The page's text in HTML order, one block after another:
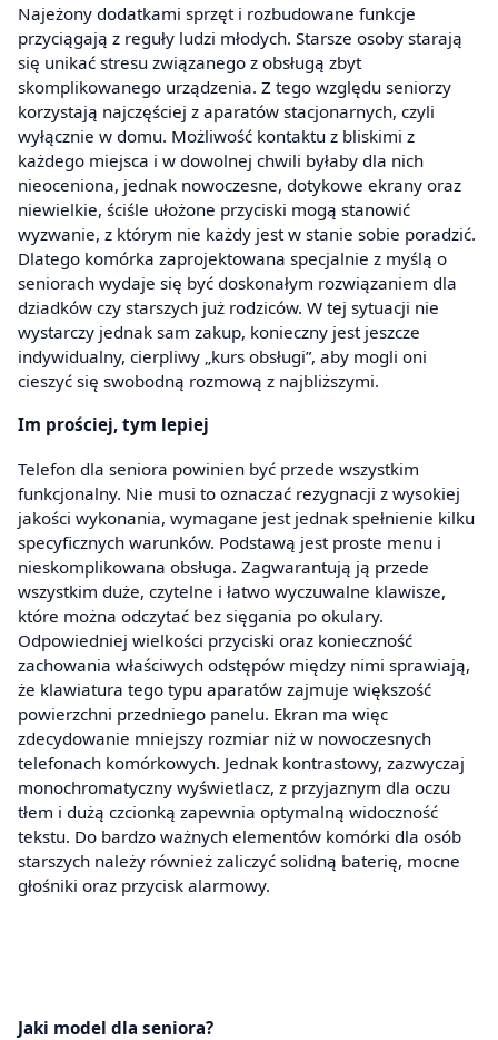
Najeżony dodatkami sprzęt i rozbudowane funkcje
przyciągają z reguły ludzi młodych. Starsze osoby starają
się unikać stresu związanego z obsługą zbyt
skomplikowanego urządzenia. Z tego względu seniorzy
korzystają najczęściej z aparatów stacjonarnych, czyli
wyłącznie w domu. Możliwość kontaktu z bliskimi z
każdego miejsca i w dowolnej chwili byłaby dla nich
nieoceniona, jednak nowoczesne, dotykowe ekrany oraz
niewielkie, ściśle ułożone przyciski mogą stanowić
wyzwanie, z którym nie każdy jest w stanie sobie poradzić.
Dlatego komórka zaprojektowana specjalnie z myślą o
seniorach wydaje się być doskonałym rozwiązaniem dla
dziadków czy starszych już rodziców. W tej sytuacji nie
wystarczy jednak sam zakup, konieczny jest jeszcze
indywidualny, cierpliwy „kurs obsługi”, aby mogli oni
cieszyć się swobodną rozmową z najbliższymi.
Im prościej, tym lepiej
Telefon dla seniora powinien być przede wszystkim
funkcjonalny. Nie musi to oznaczać rezygnacji z wysokiej
jakości wykonania, wymagane jest jednak spełnienie kilku
specyficznych warunków. Podstawą jest proste menu i
nieskomplikowana obsługa. Zagwarantują ją przede
wszystkim duże, czytelne i łatwo wyczuwalne klawisze,
które można odczytać bez sięgania po okulary.
Odpowiedniej wielkości przyciski oraz konieczność
zachowania właściwych odstępów między nimi sprawiają,
że klawiatura tego typu aparatów zajmuje większość
powierzchni przedniego panelu. Ekran ma więc
zdecydowanie mniejszy rozmiar niż w nowoczesnych
telefonach komórkowych. Jednak kontrastowy, zazwyczaj
monochromatyczny wyświetlacz, z przyjaznym dla oczu
tłem i dużą czcionką zapewnia optymalną widoczność
tekstu. Do bardzo ważnych elementów komórki dla osób
starszych należy również zaliczyć solidną baterię, mocne
głośniki oraz przycisk alarmowy.
Jaki model dla seniora?